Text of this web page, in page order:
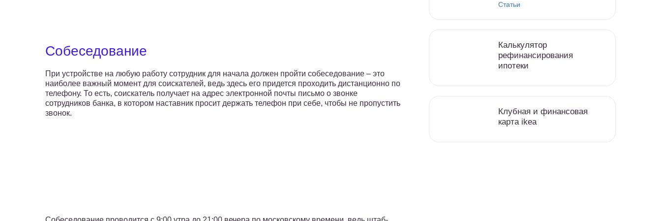
Собеседование
При устройстве на любую работу сотрудник для начала должен пройти собеседование – это
наиболее важный момент для соискателей, ведь здесь его придется проходить дистанционно по
телефону. То есть, соискатель получает на адрес электронной почты письмо о звонке
сотрудников банка, в котором наставник просит держать телефон при себе, чтобы не пропустить
звонок.
Статьи
Калькулятор
рефинансирования
ипотеки
Клубная и финансовая
карта ikea